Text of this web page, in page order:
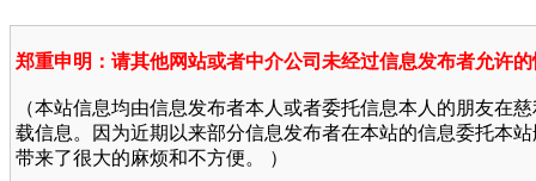
郑重申明：请其他网站或者中介公司未经过信息发布者允许
（本站信息均由信息发布者本人或者委托信息本人的朋友在
载信息。因为近期以来部分信息发布者在本站的信息委托本
带来了很大的麻烦和不方便。 ）